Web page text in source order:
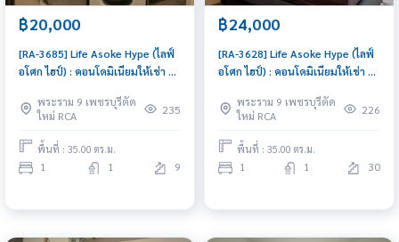
฿20,000
[RA-3685] Life Asoke Hype (ไลฟ์
อโศก ไฮป์) : คอนโดมิเนียมให้เช่า 1
อยู่ทันที นัดดูห้องได้เลย
พระราม 9 เพชรบุรีตัด
ใหม่ RCA
235
พื้นที่ : 35.00 ตร.ม.
1 1 9
฿24,000
[RA-3628] Life Asoke Hype (ไลฟ์
อโศก ไฮป์) : คอนโดมิเนียมให้เช่า 1
ราคาพิเศษ
พระราม 9 เพชรบุรีตัด
ใหม่ RCA
226
พื้นที่ : 35.00 ตร.ม.
1 1 30